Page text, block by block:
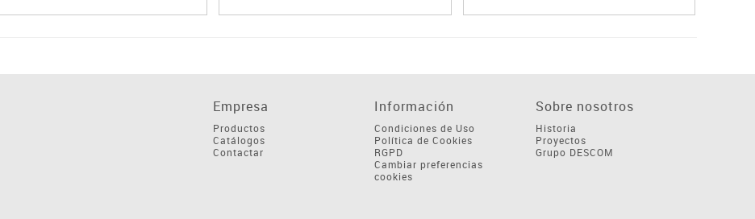
Empresa
Productos
Catálogos
Contactar
Información
Condiciones de Uso
Política de Cookies
RGPD
Cambiar preferencias
cookies
Sobre nosotros
Historia
Proyectos
Grupo DESCOM